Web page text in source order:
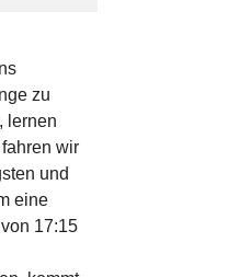
zu
lernen
wir
und
eine
17:15